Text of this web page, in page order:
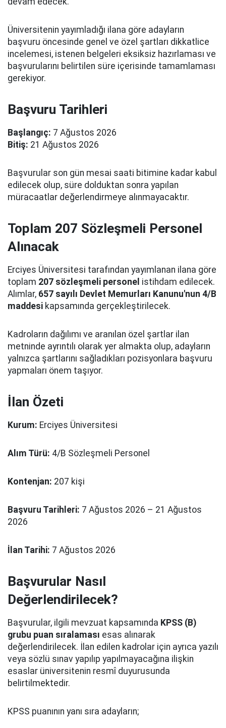
Üniversitenin yayımladığı ilana göre adayların
başvuru öncesinde genel ve özel şartları dikkatlice
incelemesi, istenen belgeleri eksiksiz hazırlaması ve
başvurularını belirtilen süre içerisinde tamamlaması
gerekiyor.
Başvuru Tarihleri
Başlangıç: 7 Ağustos 2026
Bitiş: 21 Ağustos 2026
Başvurular son gün mesai saati bitimine kadar kabul
edilecek olup, süre dolduktan sonra yapılan
müracaatlar değerlendirmeye alınmayacaktır.
Toplam 207 Sözleşmeli Personel
Alınacak
Erciyes Üniversitesi tarafından yayımlanan ilana göre
toplam 207 sözleşmeli personel istihdam edilecek.
Alımlar, 657 sayılı Devlet Memurları Kanunu'nun 4/B
maddesi kapsamında gerçekleştirilecek.
Kadroların dağılımı ve aranılan özel şartlar ilan
metninde ayrıntılı olarak yer almakta olup, adayların
yalnızca şartlarını sağladıkları pozisyonlara başvuru
yapmaları önem taşıyor.
İlan Özeti
Kurum: Erciyes Üniversitesi
Alım Türü: 4/B Sözleşmeli Personel
Kontenjan: 207 kişi
Başvuru Tarihleri: 7 Ağustos 2026 – 21 Ağustos
2026
İlan Tarihi: 7 Ağustos 2026
Başvurular Nasıl
Değerlendirilecek?
Başvurular, ilgili mevzuat kapsamında KPSS (B)
grubu puan sıralaması esas alınarak
değerlendirilecek. İlan edilen kadrolar için ayrıca yazılı
veya sözlü sınav yapılıp yapılmayacağına ilişkin
esaslar üniversitenin resmî duyurusunda
belirtilmektedir.
KPSS puanının yanı sıra adayların;